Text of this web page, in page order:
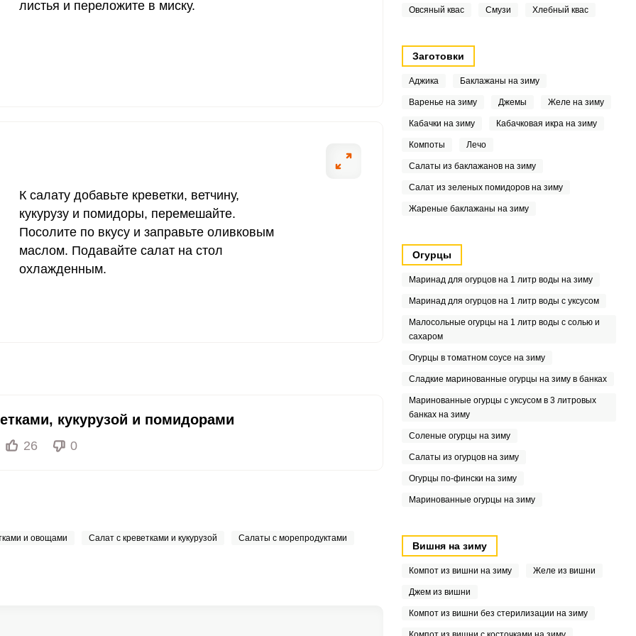
70 мкг 7.2
4000 мкг 0.2
50 мкг 15.9
12 мг
листья и переложите в миску.
К салату добавьте креветки, ветчину,
кукурузу и помидоры, перемешайте.
Посолите по вкусу и заправьте оливковым
маслом. Подавайте салат на стол
охлажденным.
кукурузой и помидорами
26 0
и овощами Салат с креветками и кукурузой Салаты с морепродуктами
Овсяный квас Смузи Хлебный квас
Заготовки
Аджика Баклажаны на зиму
Варенье на зиму Джемы Желе на зиму
Кабачки на зиму Кабачковая икра на зиму
Компоты Лечо
Салаты из баклажанов на зиму
Салат из зеленых помидоров на зиму
Жареные баклажаны на зиму
Огурцы
Маринад для огурцов на 1 литр воды на зиму
Маринад для огурцов на 1 литр воды с уксусом
Малосольные огурцы на 1 литр воды с солью и
сахаром
Огурцы в томатном соусе на зиму
Сладкие маринованные огурцы на зиму в банках
Маринованные огурцы с уксусом в 3 литровых
банках на зиму
Соленые огурцы на зиму
Салаты из огурцов на зиму
Огурцы по-фински на зиму
Маринованные огурцы на зиму
Вишня на зиму
Компот из вишни на зиму Желе из вишни
Джем из вишни
Компот из вишни без стерилизации на зиму